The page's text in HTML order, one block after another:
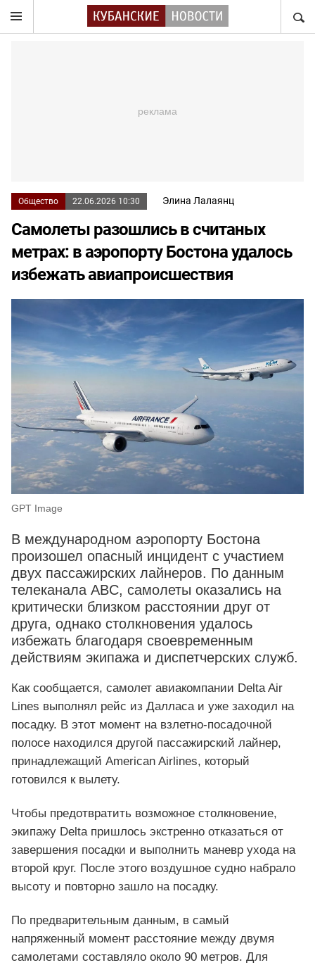
Общество 22.06.2026 10:30 Элина Лалаянц
Самолеты разошлись в считаных
метрах: в аэропорту Бостона удалось
избежать авиапроисшествия
GPT Image
В международном аэропорту Бостона
произошел опасный инцидент с участием
двух пассажирских лайнеров. По данным
телеканала ABC, самолеты оказались на
критически близком расстоянии друг от
друга, однако столкновения удалось
избежать благодаря своевременным
действиям экипажа и диспетчерских служб.
Как сообщается, самолет авиакомпании Delta Air
Lines выполнял рейс из Далласа и уже заходил на
посадку. В этот момент на взлетно-посадочной
полосе находился другой пассажирский лайнер,
принадлежащий American Airlines, который
готовился к вылету.
Чтобы предотвратить возможное столкновение,
экипажу Delta пришлось экстренно отказаться от
завершения посадки и выполнить маневр ухода на
второй круг. После этого воздушное судно набрало
высоту и повторно зашло на посадку.
По предварительным данным, в самый
напряженный момент расстояние между двумя
самолетами составляло около 90 метров. Для